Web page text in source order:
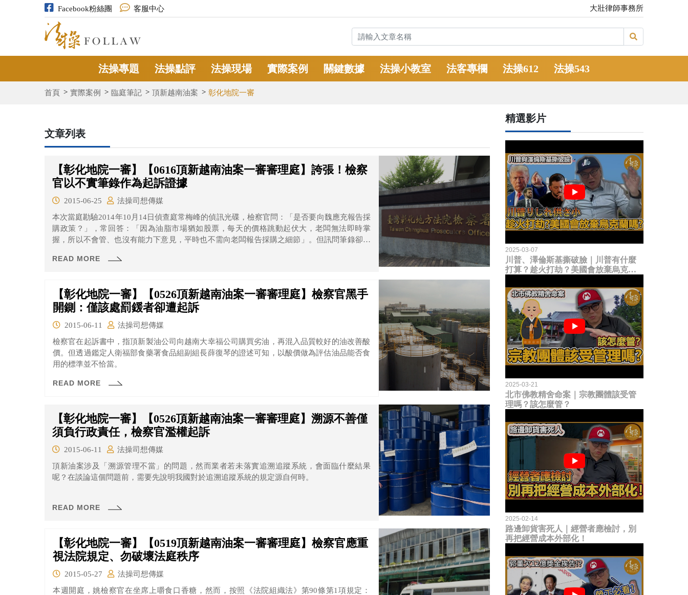
Facebook粉絲團 客服中心 大壯律師事務所
法操專題 法操點評 法操現場 實際案例 關鍵數據 法操小教室 法客專欄 法操612 法操543
首頁 實際案例 臨庭筆記 頂新越南油案 彰化地院一審
文章列表
【彰化地院一審】【0616頂新越南油案一審審理庭】誇張！檢察
官以不實筆錄作為起訴證據
2015-06-25
法操司想傳媒
本次當庭勘驗2014年10月14日偵查庭常梅峰的偵訊光碟，檢察官問：「是否要向魏應充報告採
購政策？」，常回答：「因為油脂市場猶如股票，每天的價格跳動起伏大，老闆無法即時掌
握，所以不會管、也沒有能力下意見，平時也不需向老闆報告採購之細節」。但訊問筆錄卻記
READ MORE
【彰化地院一審】【0526頂新越南油案一審審理庭】檢察官黑手
開鍘：僅該處罰鍰者卻遭起訴
2015-06-11
法操司想傳媒
檢察官在起訴書中，指頂新製油公司向越南大幸福公司購買劣油，再混入品質較好的油改善酸
價。但透過鑑定人衛福部食藥署食品組副組長薛復琴的證述可知，以酸價做為評估油品能否食
用的標準並不恰當。
READ MORE
【彰化地院一審】【0526頂新越南油案一審審理庭】溯源不善僅
須負行政責任，檢察官濫權起訴
2015-06-11
法操司想傳媒
頂新油案涉及「溯源管理不當」的問題，然而業者若未落實追溯追蹤系統，會面臨什麼結果
呢？在談論這個問題前，需要先說明我國對於追溯追蹤系統的規定源自何時。
READ MORE
【彰化地院一審】【0519頂新越南油案一審審理庭】檢察官應重
視法院規定、勿破壞法庭秩序
2015-05-27
法操司想傳媒
本週開庭，姚檢察官在坐席上嚼食口香糖，然而，按照《法院組織法》第90條第1項規定：
精選影片
2025-03-07
川普、澤倫斯基撕破臉｜川普有什麼
打算？趁火打劫？美國會放棄烏克蘭
2025-03-21
北市佛教精舍命案｜宗教團體該受管
理嗎？該怎麼管？
2025-02-14
路邊卸貨害死人｜經營者應檢討，別
再把經營成本外部化！